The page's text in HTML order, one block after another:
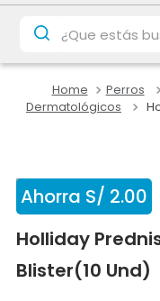
¿Que estás buscando?
Perros
Dermatológicos
Ahorra S/ 2.00
Holliday
Blister(10 Und)